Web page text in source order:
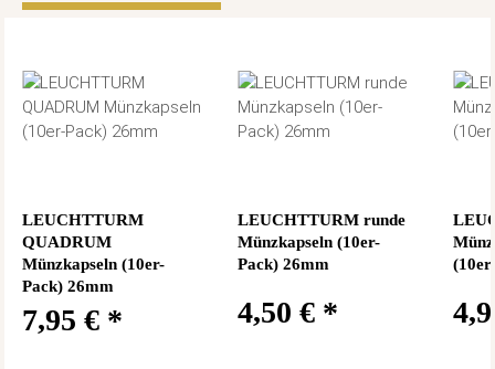
LEUCHTTURM
QUADRUM
Münzkapseln (10er-
Pack) 26mm
7,95 € *
LEUCHTTURM runde
Münzkapseln (10er-
Pack) 26mm
4,50 € *